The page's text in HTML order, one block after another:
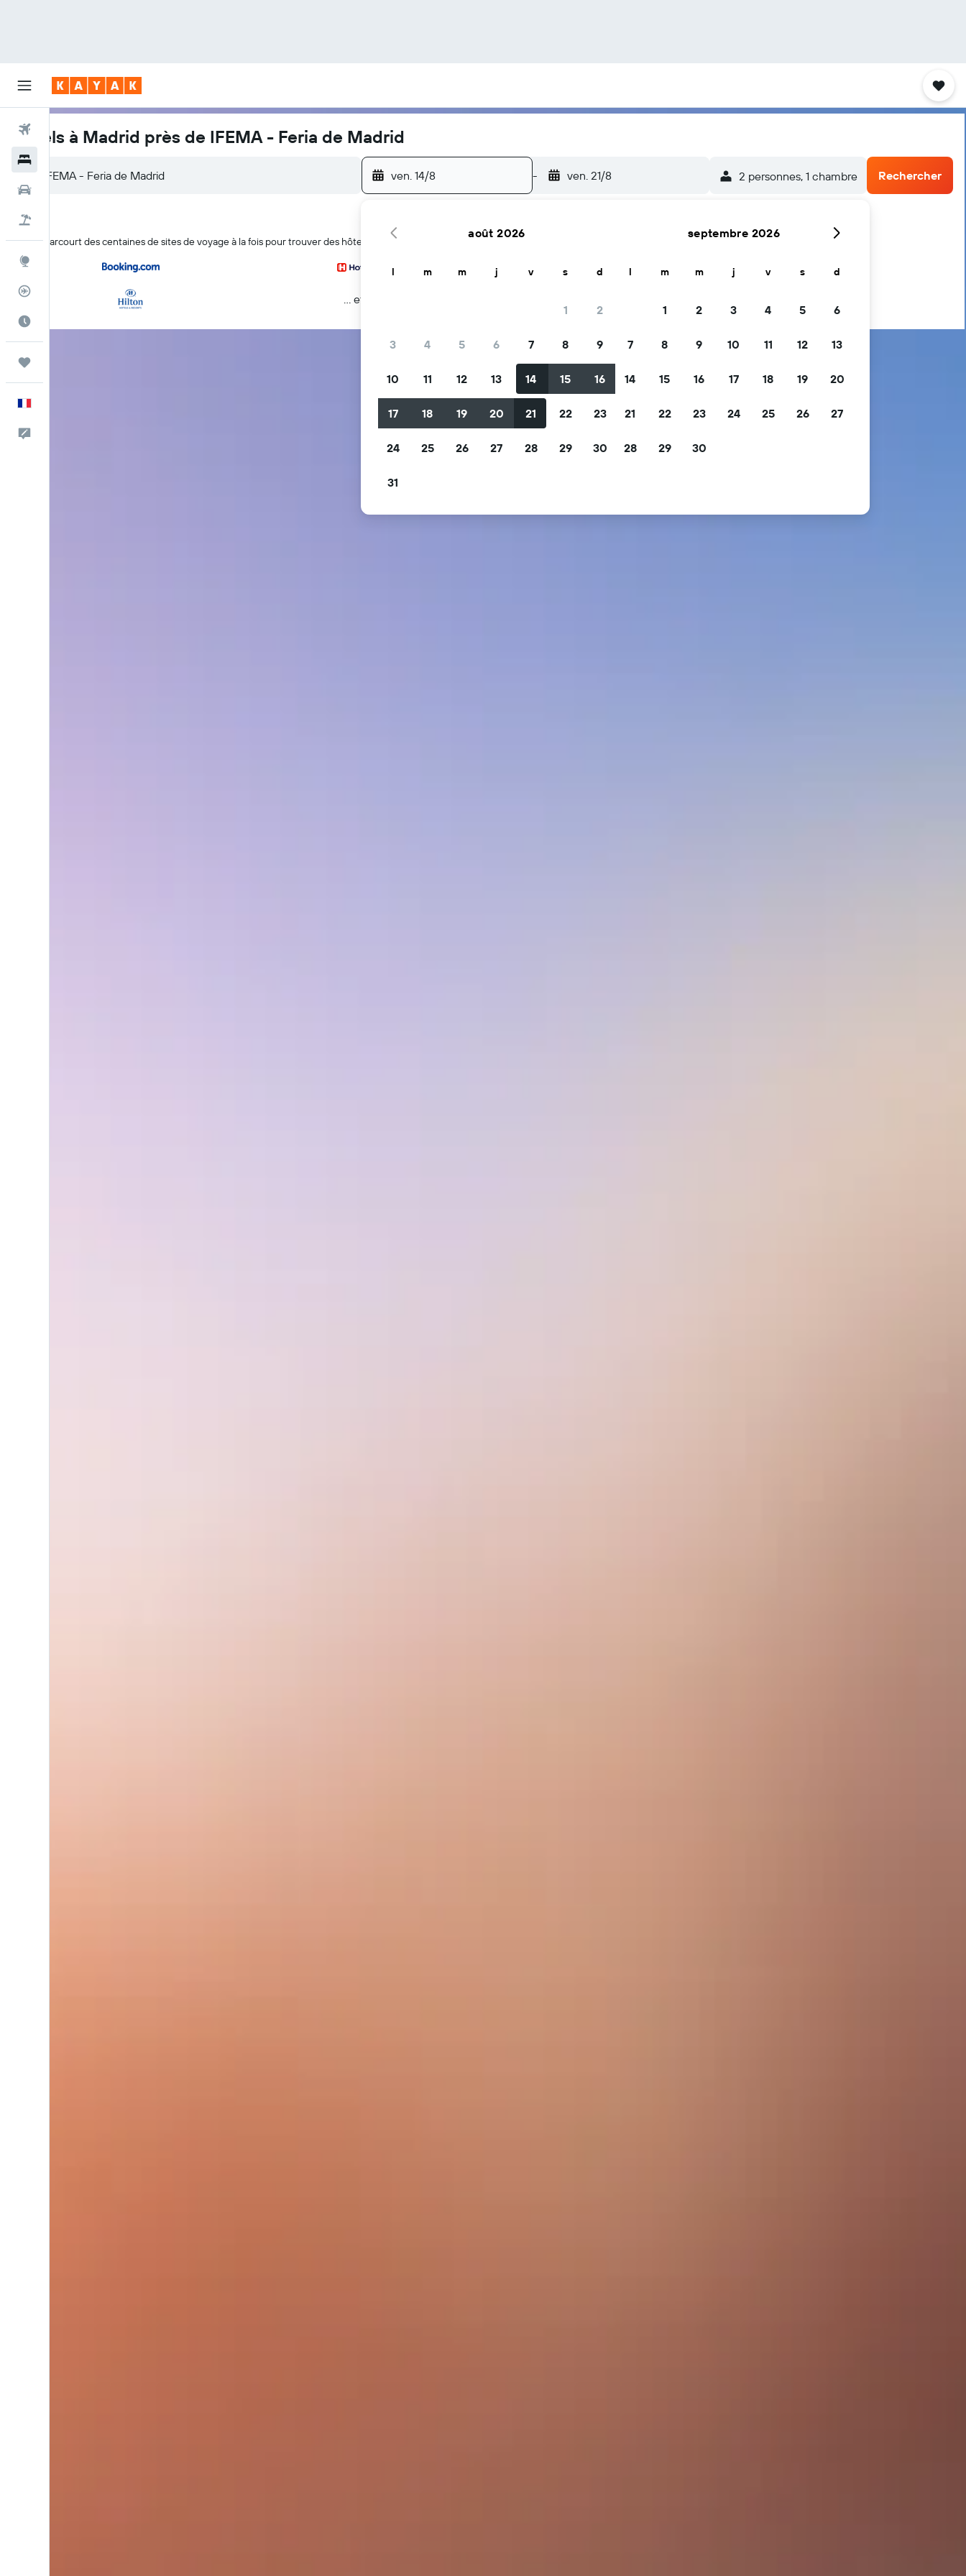
Vols
Hôtels à Madrid près de IFEMA - Feria de Madrid
ven. 14/8 - ven. 21/8 2 personnes, 1 chambre Rechercher
KAYAK parcourt des centaines de sites de voyage à la fois pour trouver des hôtels près de l'attraction IFEMA - Feria de Madrid à Madrid
… et plus
août 2026
l m m j v s d
1 2
3 4 5 6 7 8 9
10 11 12 13 14 15 16
17 18 19 20 21 22 23
24 25 26 27 28 29 30
31
septembre 2026
l m m j v s d
1 2 3 4 5 6
7 8 9 10 11 12 13
14 15 16 17 18 19 20
21 22 23 24 25 26 27
28 29 30